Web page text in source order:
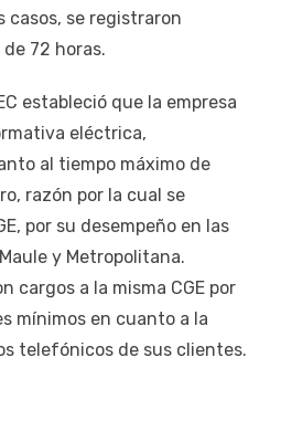
casos, se registraron
72 horas.
estableció que la empresa
eléctrica,
al tiempo máximo de
razón por la cual se
por su desempeño en las
y Metropolitana.
cargos a la misma CGE por
mínimos en cuanto a la
telefónicos de sus clientes.